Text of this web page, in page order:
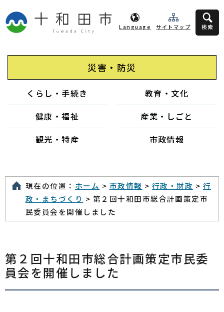
Language サイトマップ 検索
災害・防災
くらし・手続き
教育・文化
健康・福祉
産業・しごと
観光・特産
市政情報
現在の位置： ホーム > 市政情報 > 行政・財政 > 行
政・まちづくり > 第２回十和田市総合計画策定市
民委員会を開催しました
第２回十和田市総合計画策定市民委
員会を開催しました